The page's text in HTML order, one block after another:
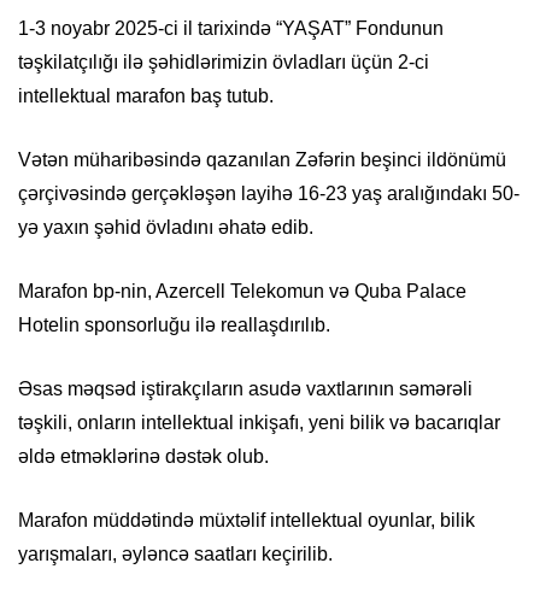
1-3 noyabr 2025-ci il tarixində “YAŞAT” Fondunun
təşkilatçılığı ilə şəhidlərimizin övladları üçün 2-ci
intellektual marafon baş tutub.
Vətən müharibəsində qazanılan Zəfərin beşinci ildönümü
çərçivəsində gerçəkləşən layihə 16-23 yaş aralığındakı 50-
yə yaxın şəhid övladını əhatə edib.
Marafon bp-nin, Azercell Telekomun və Quba Palace
Hotelin sponsorluğu ilə reallaşdırılıb.
Əsas məqsəd iştirakçıların asudə vaxtlarının səmərəli
təşkili, onların intellektual inkişafı, yeni bilik və bacarıqlar
əldə etməklərinə dəstək olub.
Marafon müddətində müxtəlif intellektual oyunlar, bilik
yarışmaları, əyləncə saatları keçirilib.